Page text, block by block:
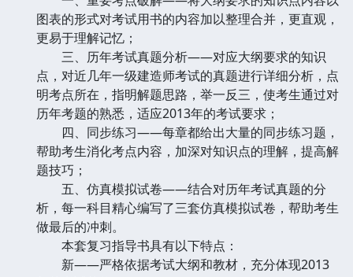
图表的形式对考试用书的内容加以整理合并，更直观，
更易于理解记忆；
三、历年考试真题分析——对应大纲要求的知识
点，对近几年一级建造师考试的真题进行详细分析，点
明考点所在，指明解题思路，举一反三，使考生通过对
历年考题的熟悉，适应2013年的考试要求；
四、同步练习——每章都给出大量的同步练习题，
帮助考生消化考点内容，加深对知识点的理解，提高解
题技巧；
五、仿真模拟试卷——结合对历年考试真题的分
析，每一科目精心编写了三套仿真模拟试卷，帮助考生
做最后的冲刺。
本套复习指导书具有以下特点：
新——严格依据考试大纲和教材，充分体现2013